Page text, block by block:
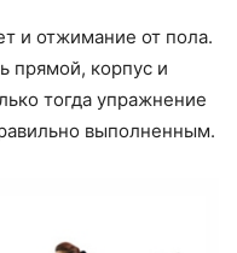
и отжимание от пола.
прямой, корпус и
тогда упражнение
выполненным.